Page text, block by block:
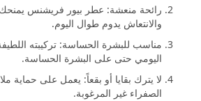
رائحة منعشة: عطر بيور فريشنس يمنحك
والانتعاش يدوم طوال اليوم.
مناسب للبشرة الحساسة: تركيبته
اليومي حتى على البشرة الحساسة.
لا يترك بقايا أو بقعاً: يعمل على حماية
الصفراء غير المرغوبة.